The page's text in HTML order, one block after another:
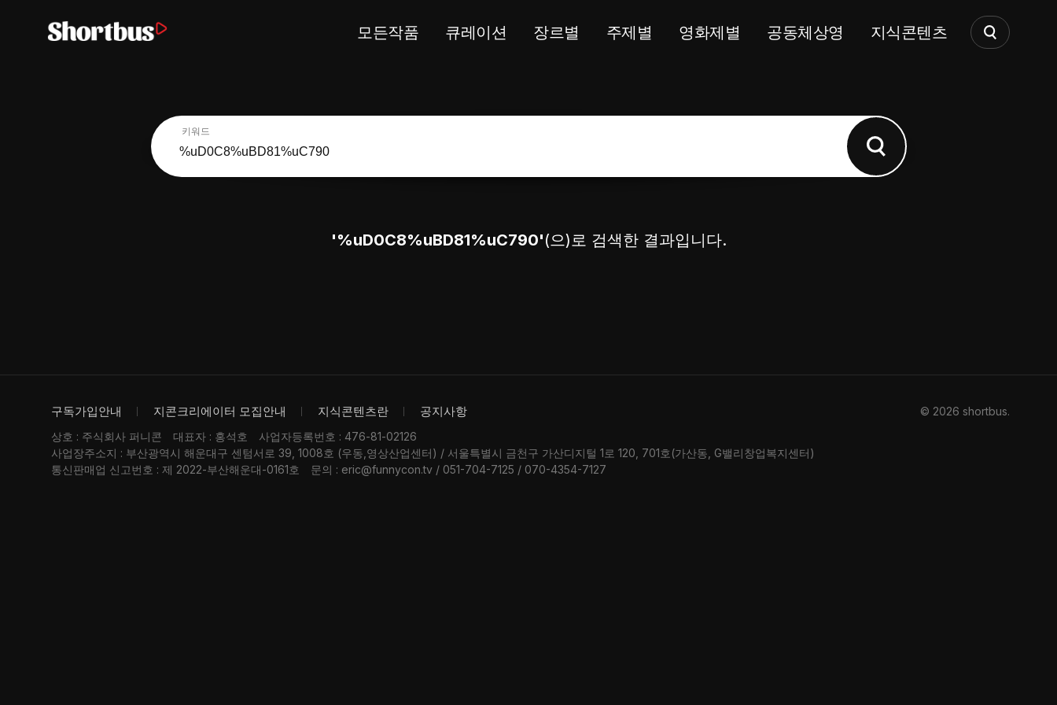
모든작품 큐레이션 장르별 주제별 영화제별 공동체상영 지식콘텐츠
키워드
'%uD0C8%uBD81%uC790'(으)로 검색한 결과입니다.
구독가입안내 지콘크리에이터 모집안내 지식콘텐츠란 공지사항
상호 : 주식회사 퍼니콘 대표자 : 홍석호
사업자등록번호 : 476-81-02126
사업장주소지 : 부산광역시 해운대구 센텀서로 39, 1008호 (우동,영상산업센터) / 서울특별시 금천구 가산디지털 1로 120, 701호(가산동, G밸리창업복지센터)
통신판매업 신고번호 : 제 2022-부산해운대-0161호
문의 : eric@funnycon.tv / 051-704-7125 / 070-4354-7127
© 2026 shortbus.